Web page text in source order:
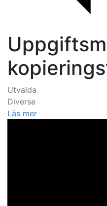
Utvalda
Diverse
Läs mer